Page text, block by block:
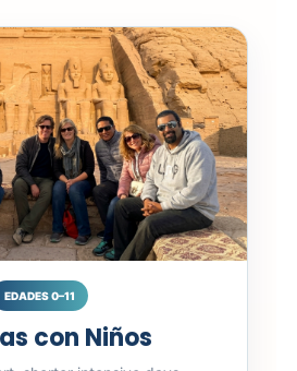
EDADES 0–11
con Niños